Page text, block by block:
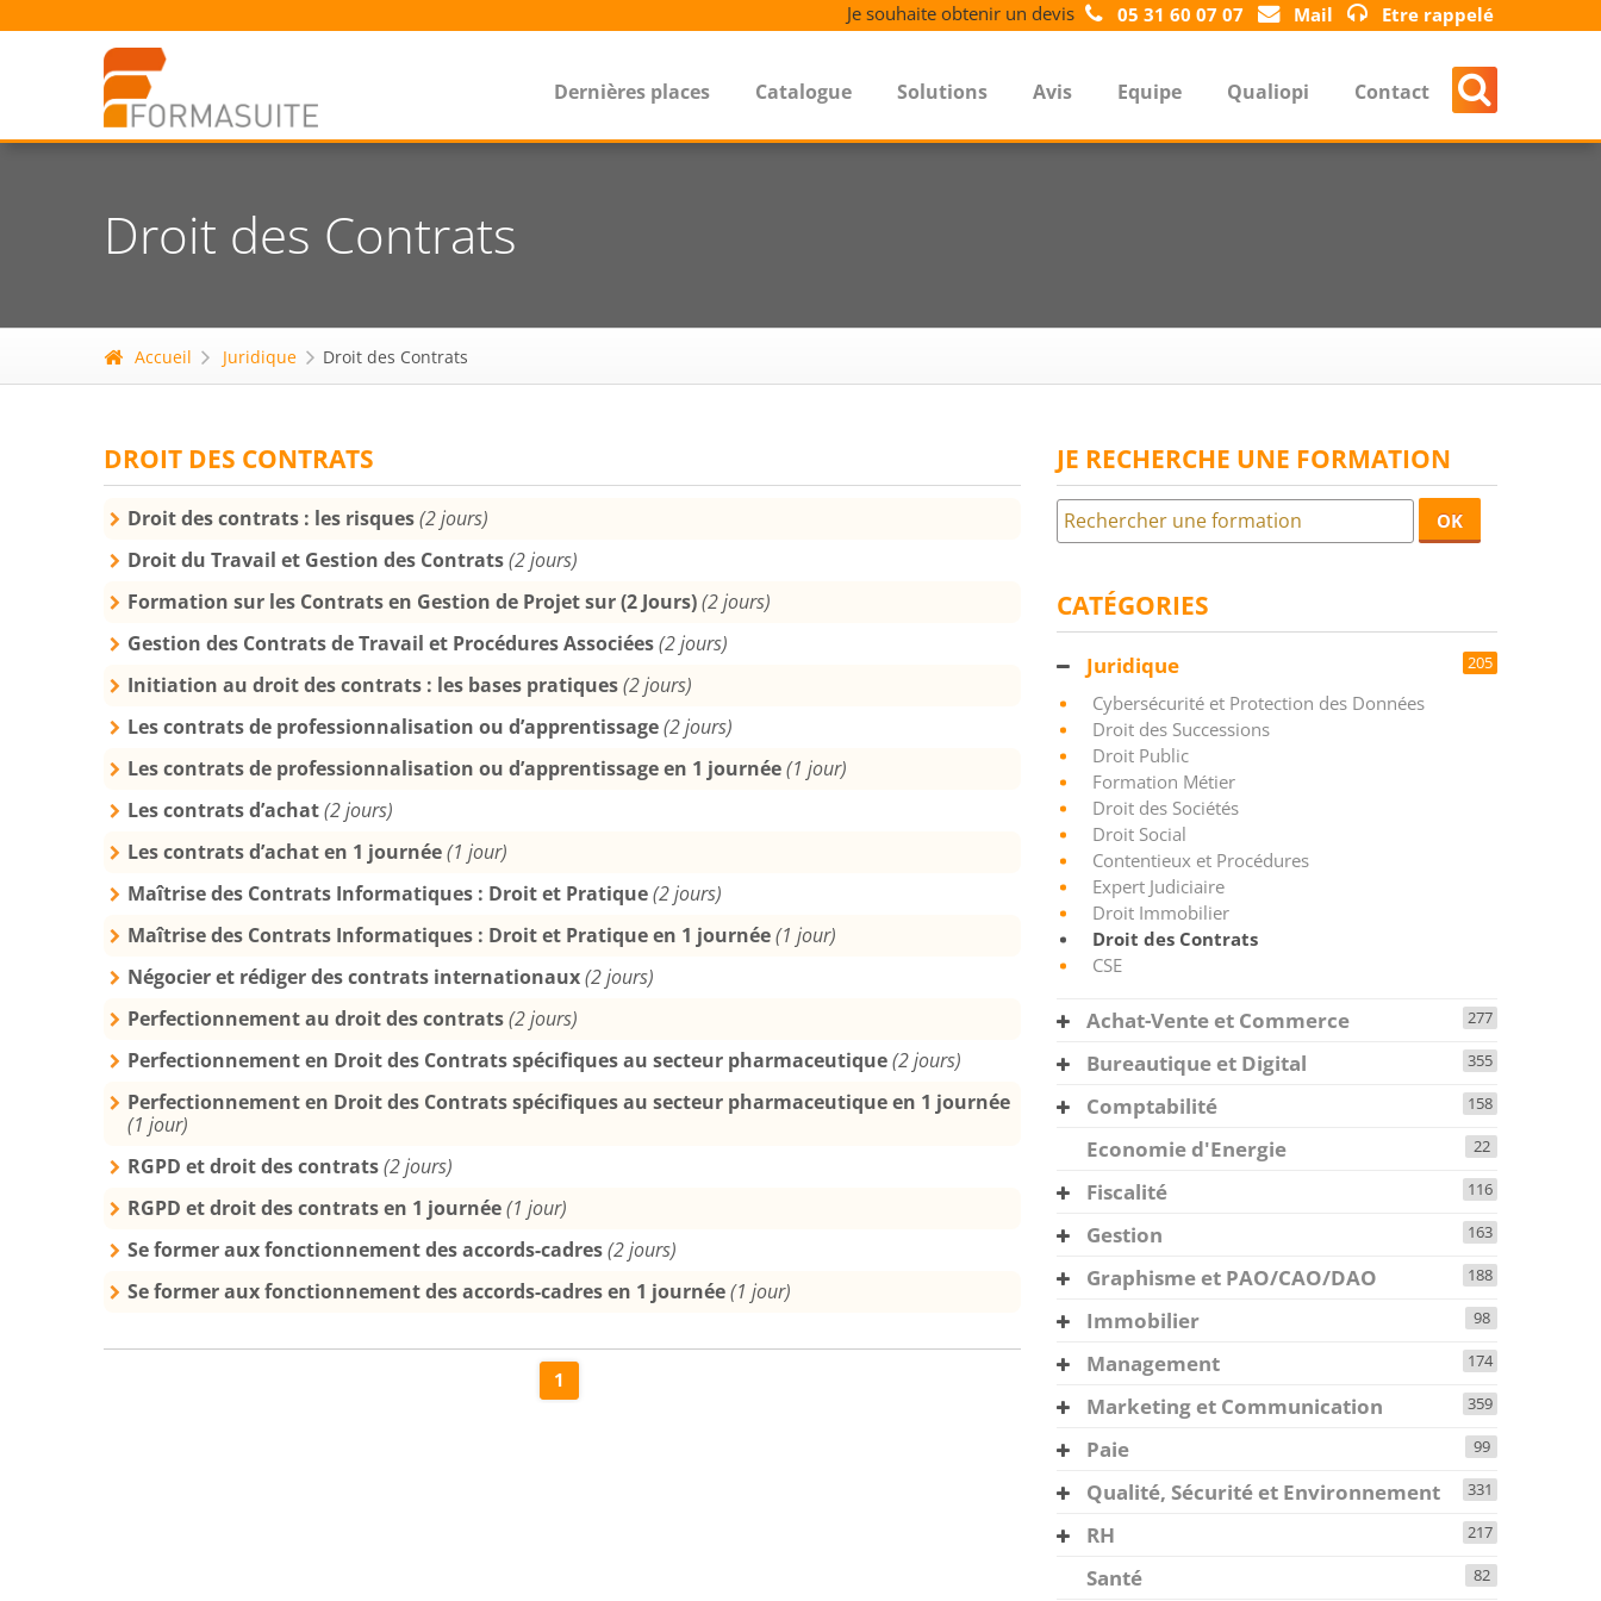
Je souhaite obtenir un devis 05 31 60 07 07 Mail Etre rappelé
Dernières places Catalogue Solutions Avis Equipe Qualiopi Contact
Droit des Contrats
Accueil Juridique Droit des Contrats
DROIT DES CONTRATS
Droit des contrats : les risques(2 jours)
Droit du Travail et Gestion des Contrats(2 jours)
Formation sur les Contrats en Gestion de Projet sur (2 Jours)(2 jours)
Gestion des Contrats de Travail et Procédures Associées(2 jours)
Initiation au droit des contrats : les bases pratiques(2 jours)
Les contrats de professionnalisation ou d’apprentissage(2 jours)
Les contrats de professionnalisation ou d’apprentissage en 1 journée(1 jour)
Les contrats d’achat(2 jours)
Les contrats d’achat en 1 journée(1 jour)
Maîtrise des Contrats Informatiques : Droit et Pratique(2 jours)
Maîtrise des Contrats Informatiques : Droit et Pratique en 1 journée(1 jour)
Négocier et rédiger des contrats internationaux(2 jours)
Perfectionnement au droit des contrats(2 jours)
Perfectionnement en Droit des Contrats spécifiques au secteur pharmaceutique(2 jours)
Perfectionnement en Droit des Contrats spécifiques au secteur pharmaceutique en 1 journée
(1 jour)
RGPD et droit des contrats(2 jours)
RGPD et droit des contrats en 1 journée(1 jour)
Se former aux fonctionnement des accords-cadres(2 jours)
Se former aux fonctionnement des accords-cadres en 1 journée(1 jour)
1
JE RECHERCHE UNE FORMATION
OK
CATÉGORIES
Juridique 205
Cybersécurité et Protection des Données
Droit des Successions
Droit Public
Formation Métier
Droit des Sociétés
Droit Social
Contentieux et Procédures
Expert Judiciaire
Droit Immobilier
Droit des Contrats
CSE
Achat-Vente et Commerce 277
Bureautique et Digital 355
Comptabilité 158
Economie d'Energie 22
Fiscalité 116
Gestion 163
Graphisme et PAO/CAO/DAO 188
Immobilier 98
Management 174
Marketing et Communication 359
Paie 99
Qualité, Sécurité et Environnement 331
RH 217
Santé 82